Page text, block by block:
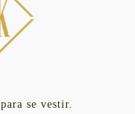
se vestir.